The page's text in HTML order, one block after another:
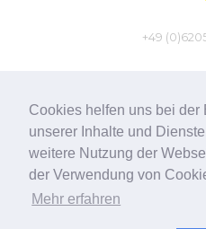
Cookies helfen uns bei der
unserer Inhalte und
weitere Nutzung der
der Verwendung von
Mehr erfahren
+49
AGB Impressum